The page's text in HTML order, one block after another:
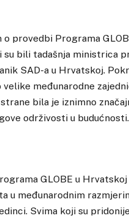
o provedbi Programa
su bili tadašnja ministrica
SAD-a u Hrvatskoj.
međunarodne
bila je iznimno
održivosti u budućnosti.
GLOBE u
u međunarodnim
Svima koji su